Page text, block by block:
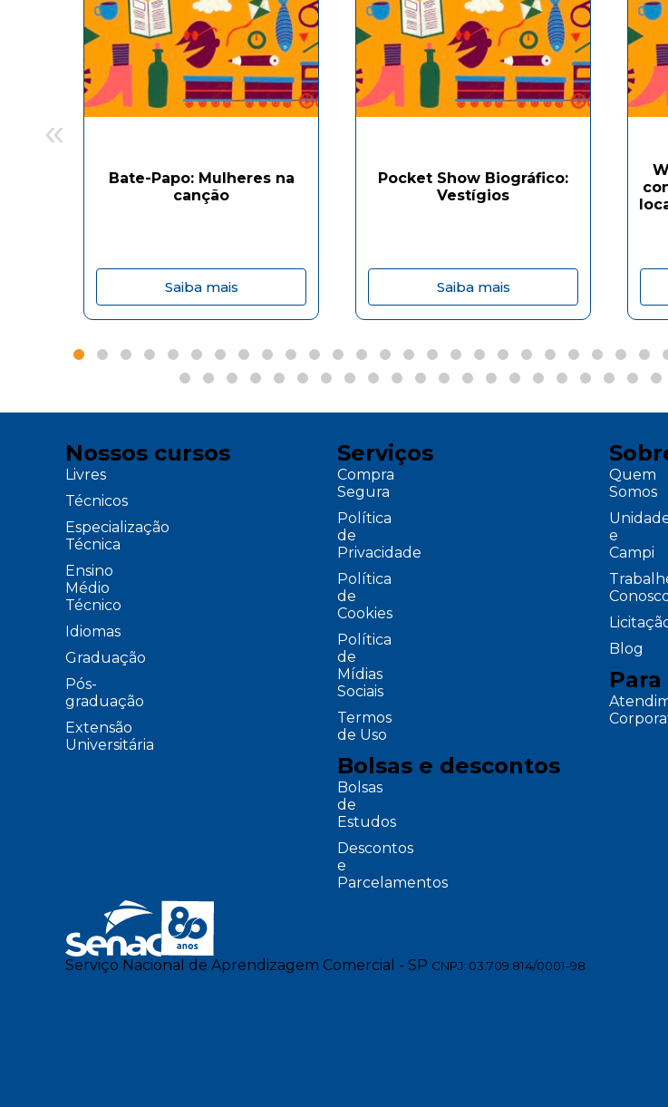
Bate-Papo: Mulheres na
canção
Saiba mais
Pocket Show Biográfico:
Vestígios
Saiba mais
«
Nossos cursos
Livres
Técnicos
Especialização
Técnica
Ensino
Médio
Técnico
Idiomas
Graduação
Pós-
graduação
Extensão
Universitária
Serviços
Compra
Segura
Política
de
Privacidade
Política
de
Cookies
Política
de
Mídias
Sociais
Termos
de Uso
Bolsas e descontos
Bolsas
de
Estudos
Descontos
e
Parcelamentos
Quem
Somos
e
Campi
Blog
Serviço Nacional de Aprendizagem Comercial - SP CNPJ: 03.709.814/0001-98